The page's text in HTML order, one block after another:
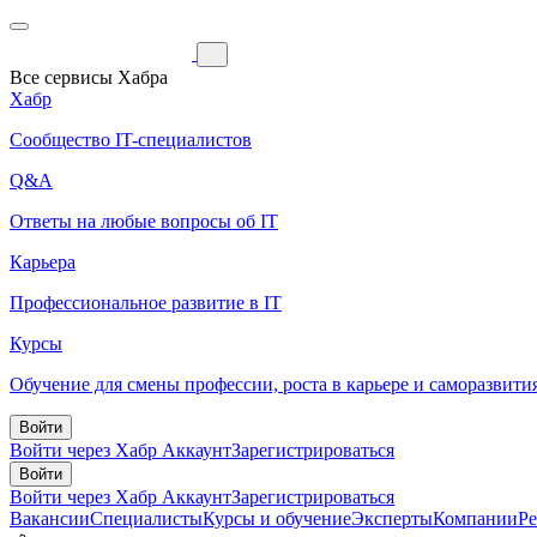
Все сервисы Хабра
Хабр
Сообщество IT-специалистов
Q&A
Ответы на любые вопросы об IT
Карьера
Профессиональное развитие в IT
Курсы
Обучение для смены профессии, роста в карьере и
Войти
Войти через Хабр АккаунтЗарегистрироваться
Войти
Войти через Хабр АккаунтЗарегистрироваться
ВакансииСпециалистыКурсы и обучениеЭкспертыКомпании